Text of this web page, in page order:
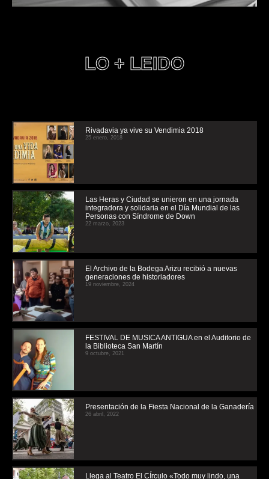
LO + LEIDO
Rivadavia ya vive su Vendimia 2018
25 enero, 2018
Las Heras y Ciudad se unieron en una jornada
integradora y solidaria en el Día Mundial de las
Personas con Síndrome de Down
22 marzo, 2023
El Archivo de la Bodega Arizu recibió a nuevas
generaciones de historiadores
19 noviembre, 2024
FESTIVAL DE MUSICA ANTIGUA en el Auditorio de
la Biblioteca San Martín
9 octubre, 2021
Presentación de la Fiesta Nacional de la Ganadería
26 abril, 2022
Llega al Teatro El CÍrculo «Todo muy lindo, una